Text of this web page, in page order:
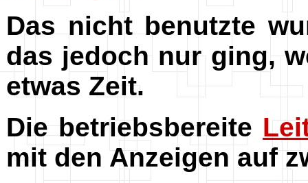
Das nicht benutzte
das jedoch nur ging,
etwas Zeit.
Die betriebsbereite
mit den Anzeigen auf